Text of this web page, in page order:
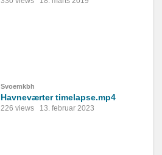
Svoemkbh
Havneværter timelapse.mp4
226 views 13. februar 2023